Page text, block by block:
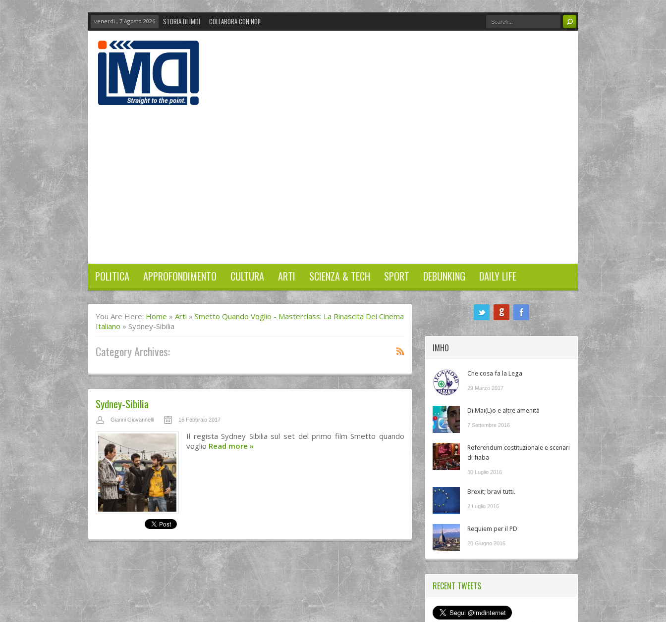
venerdì , 7 Agosto 2026 STORIA DI IMDI COLLABORA CON NOI!
POLITICA APPROFONDIMENTO CULTURA ARTI SCIENZA & TECH SPORT DEBUNKING DAILY LIFE
You Are Here: Home » Arti » Smetto Quando Voglio - Masterclass: La Rinascita Del Cinema
Italiano » Sydney-Sibilia
Category Archives:
Sydney-Sibilia
Gianni Giovannelli 16 Febbraio 2017
Il regista Sydney Sibilia sul set del primo film Smetto quando
voglio Read more »
IMHO
Che cosa fa la Lega
29 Marzo 2017
Di Mai(L)o e altre amenità
7 Settembre 2016
Referendum costituzionale e scenari
di fiaba
30 Luglio 2016
Brexit; bravi tutti.
2 Luglio 2016
Requiem per il PD
20 Giugno 2016
RECENT TWEETS